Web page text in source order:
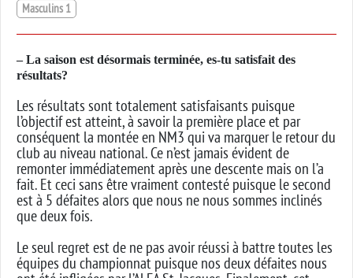
Masculins 1
– La saison est désormais terminée, es-tu satisfait des
résultats?
Les résultats sont totalement satisfaisants puisque
l’objectif est atteint, à savoir la première place et par
conséquent la montée en NM3 qui va marquer le retour du
club au niveau national. Ce n’est jamais évident de
remonter immédiatement après une descente mais on l’a
fait. Et ceci sans être vraiment contesté puisque le second
est à 5 défaites alors que nous ne nous sommes inclinés
que deux fois.
Le seul regret est de ne pas avoir réussi à battre toutes les
équipes du championnat puisque nos deux défaites nous